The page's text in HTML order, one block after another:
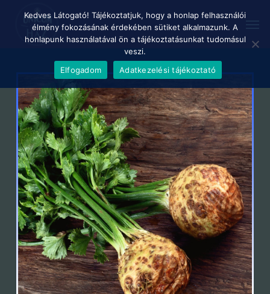
Kedves Látogató! Tájékoztatjuk, hogy a honlap felhasználói
élmény fokozásának érdekében sütiket alkalmazunk. A
honlapunk használatával ön a tájékoztatásunkat tudomásul
veszi.
Elfogadom
Adatkezelési tájékoztató